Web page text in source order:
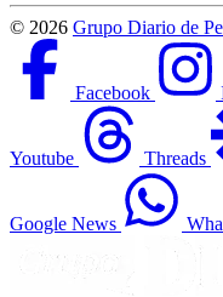
© 2026 Grupo Diario de
Facebook
Youtube Threads
Google News